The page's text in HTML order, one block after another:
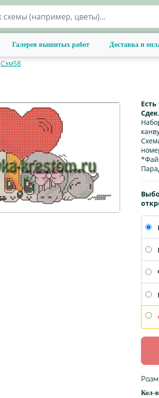
Галерея вышитых работ Доставка и
Сэм58
Кол-